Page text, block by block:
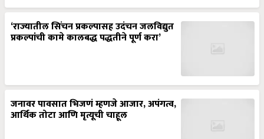
‘राज्यातील सिंचन प्रकल्पासह उदंचन जलविद्युत
प्रकल्पांची कामे कालबद्ध पद्धतीने पूर्ण करा’
जनावर पावसात भिजणं म्हणजे आजार, अपंगत्व,
आर्थिक तोटा आणि मृत्यूची चाहूल